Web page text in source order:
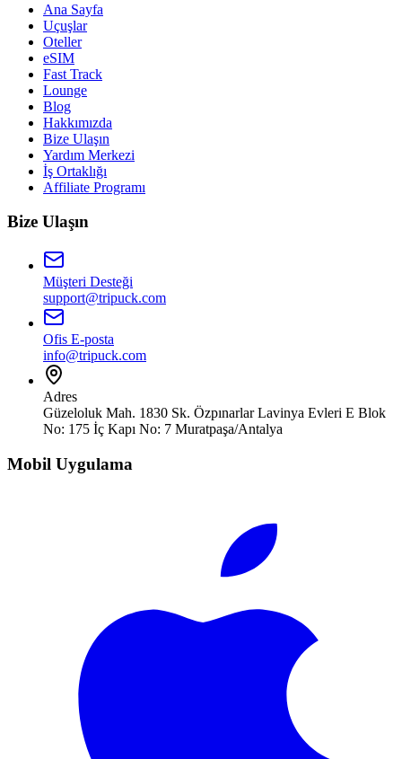
Ana Sayfa
Uçuşlar
Oteller
eSIM
Fast Track
Lounge
Blog
Hakkımızda
Bize Ulaşın
Yardım Merkezi
İş Ortaklığı
Affiliate Programı
Bize Ulaşın
Müşteri Desteği
support@tripuck.com
Ofis E-posta
info@tripuck.com
Adres
Güzeloluk Mah. 1830 Sk. Özpınarlar Lavinya Evleri E Blok
No: 175 İç Kapı No: 7 Muratpaşa/Antalya
Mobil Uygulama